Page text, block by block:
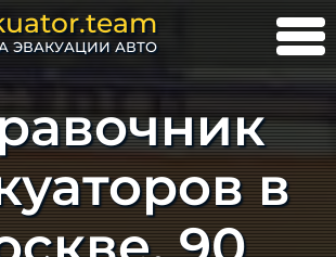
ЭВАКУАЦИИ АВТО
в